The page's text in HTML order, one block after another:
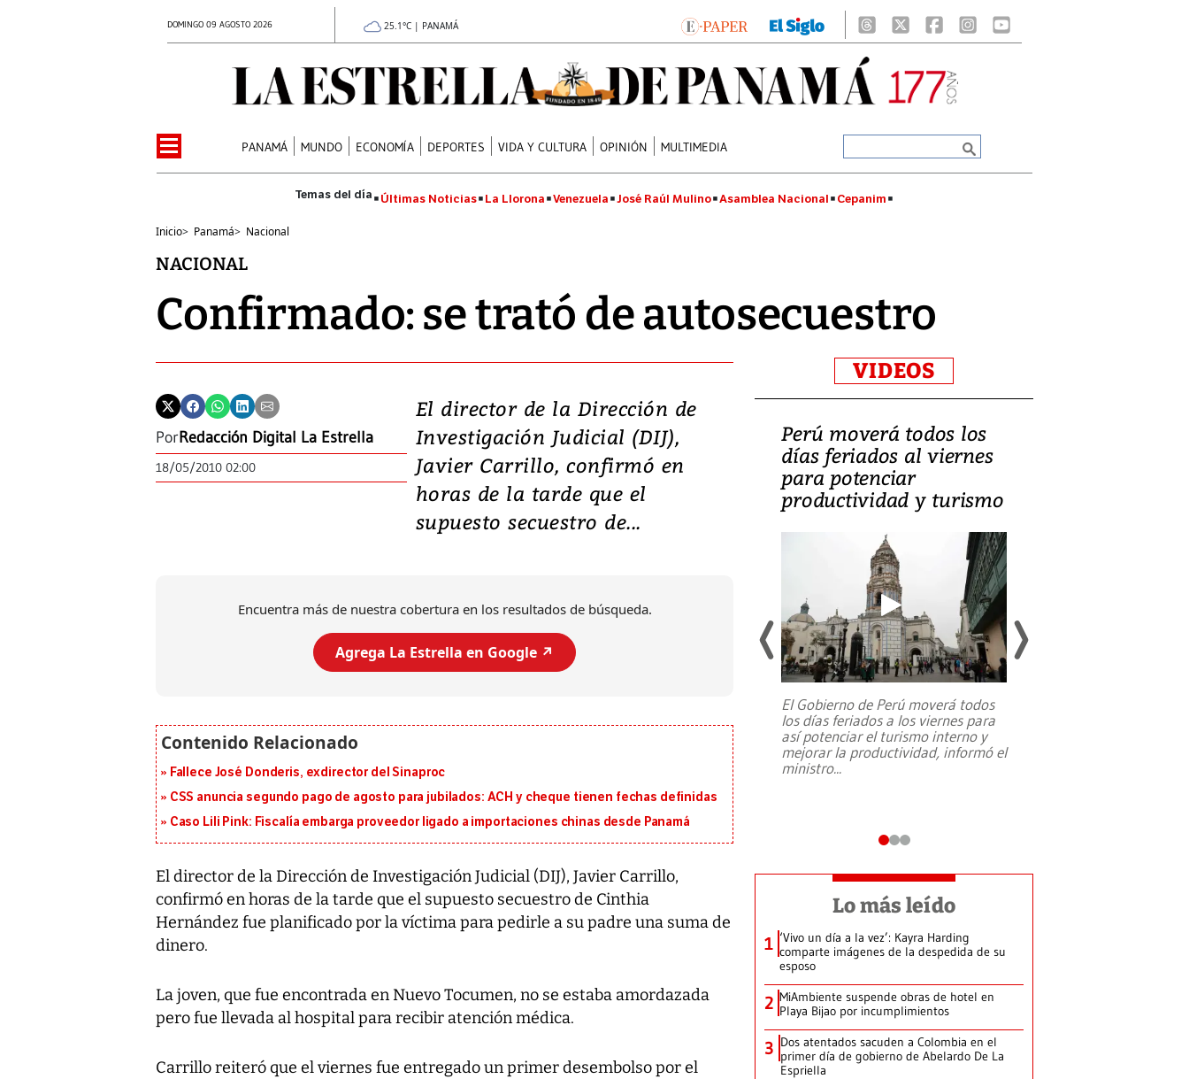
DOMINGO 09 AGOSTO 2026 25.1°C | PANAMÁ
PANAMÁ MUNDO ECONOMÍA DEPORTES VIDA Y CULTURA OPINIÓN MULTIMEDIA
Últimas Noticias La Llorona Venezuela José Raúl Mulino Asamblea Nacional Cepanim
Inicio> Panamá> Nacional
NACIONAL
Confirmado: se trató de autosecuestro
PorRedacción Digital La Estrella
18/05/2010 02:00
El director de la Dirección de
Investigación Judicial (DIJ),
Javier Carrillo, confirmó en
horas de la tarde que el
supuesto secuestro de...
Encuentra más de nuestra cobertura en los resultados de búsqueda.
Agrega La Estrella en Google ↗️
Fallece José Donderis, exdirector del Sinaproc
CSS anuncia segundo pago de agosto para jubilados: ACH y cheque tienen fechas definidas
Caso Lili Pink: Fiscalía embarga proveedor ligado a importaciones chinas desde Panamá
El director de la Dirección de Investigación Judicial (DIJ), Javier Carrillo,
confirmó en horas de la tarde que el supuesto secuestro de Cinthia
Hernández fue planificado por la víctima para pedirle a su padre una suma de
dinero.
La joven, que fue encontrada en Nuevo Tocumen, no se estaba amordazada
pero fue llevada al hospital para recibir atención médica.
Carrillo reiteró que el viernes fue entregado un primer desembolso por el
VIDEOS
Video: Lula lanza su
candidatura con
promesas de inversión
en defensa, educación y
tierras raras
Entre recuerdos y escuetas
candidatura...
Perú moverá todos los
días feriados al viernes
para potenciar
productividad y turismo
El Gobierno de Perú moverá todos
los días feriados a los viernes para
así potenciar el turismo interno y
mejorar la productividad, informó el
ministro...
Lo más leído
1 ‘Vivo un día a la vez’: Kayra Harding
comparte imágenes de la despedida de su
esposo
2 MiAmbiente suspende obras de hotel en
Playa Bijao por incumplimientos
3 Dos atentados sacuden a Colombia en el
primer día de gobierno de Abelardo De La
Espriella